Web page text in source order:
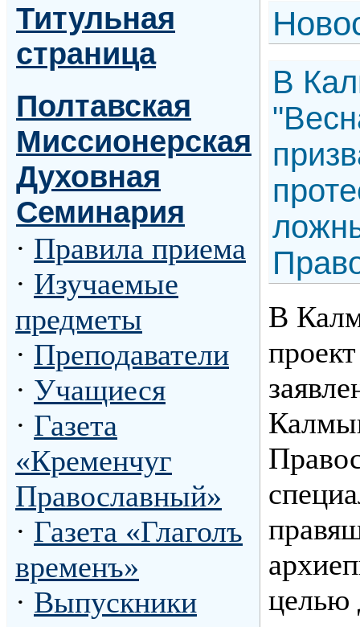
Титульная
страница
Полтавская
Миссионерская
Духовная
Семинария
· Правила приема
· Изучаемые
предметы
· Преподаватели
· Учащиеся
· Газета
«Кременчуг
Православный»
· Газета «Глаголъ
временъ»
· Выпускники
Н
В
В
целью